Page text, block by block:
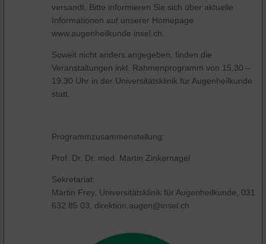
versandt. Bitte informieren Sie sich über aktuelle
Informationen auf unserer Homepage
www.augenheilkunde.insel.ch.
Soweit nicht anders angegeben, finden die
Veranstaltungen inkl. Rahmenprogramm von 15.30 –
19.30 Uhr in der Universitätsklinik für Augenheilkunde
statt.
Programmzusammenstellung:
Prof. Dr. Dr. med. Martin Zinkernagel
Sekretariat:
Martin Frey, Universitätsklinik für Augenheilkunde, 031
632 85 03, direktion.augen@insel.ch